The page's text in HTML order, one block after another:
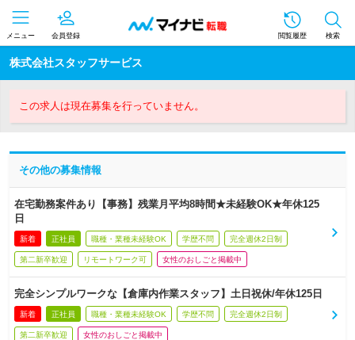
メニュー 会員登録 閲覧履歴 検索
株式会社スタッフサービス
この求人は現在募集を行っていません。
その他の募集情報
在宅勤務案件あり【事務】残業月平均8時間★未経験OK★年休125
日
新着 正社員 職種・業種未経験OK 学歴不問 完全週休2日制
第二新卒歓迎 リモートワーク可 女性のおしごと掲載中
完全シンプルワークな【倉庫内作業スタッフ】土日祝休/年休125日
新着 正社員 職種・業種未経験OK 学歴不問 完全週休2日制
第二新卒歓迎 女性のおしごと掲載中